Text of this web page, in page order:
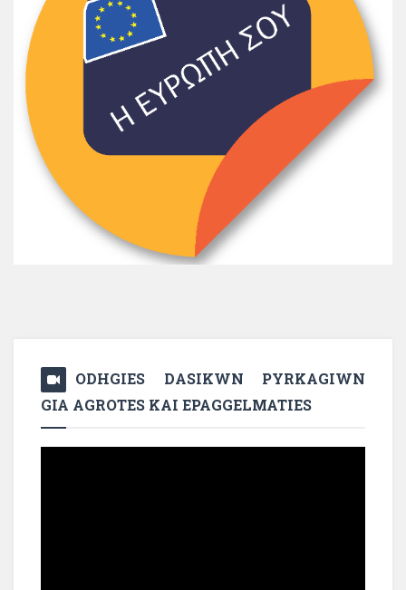
ODHGIES DASIKWN PYRKAGIWN
GIA AGROTES KAI EPAGGELMATIES